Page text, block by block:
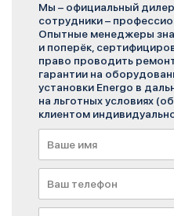
Мы – официальный
сотрудники –
Опытные менеджеры
и поперёк,
право проводить
гарантии на
установки Energo в
на льготных условиях
клиентом